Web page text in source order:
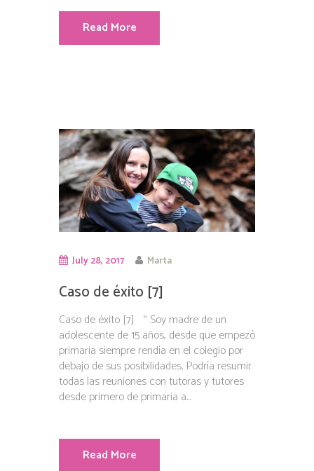
Read More
July 28, 2017 Marta
Caso de éxito [7]
Caso de éxito [7] “ Soy madre de un
adolescente de 15 años, desde que empezó
primaria siempre rendía en el colegio por
debajo de sus posibilidades. Podría resumir
todas las reuniones con tutoras y tutores
desde primero de primaria a...
Read More